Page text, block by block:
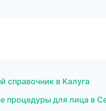
справочник в Калуга
процедуры для лица в